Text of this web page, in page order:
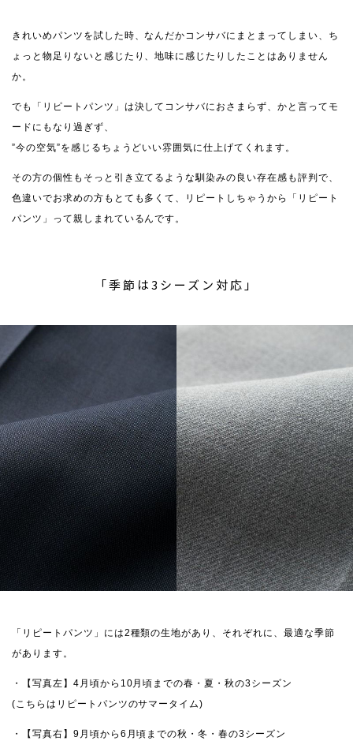
きれいめパンツを試した時、なんだかコンサバにまとまってしまい、ち
ょっと物足りないと感じたり、地味に感じたりしたことはありません
か。
でも「リピートパンツ」は決してコンサバにおさまらず、かと言ってモ
ードにもなり過ぎず、
”今の空気”を感じるちょうどいい雰囲気に仕上げてくれます。
その方の個性もそっと引き立てるような馴染みの良い存在感も評判で、
色違いでお求めの方もとても多くて、リピートしちゃうから「リピート
パンツ」って親しまれているんです。
「季節は3シーズン対応」
「リピートパンツ」には2種類の生地があり、それぞれに、最適な季節
があります。
・【写真左】4月頃から10月頃までの春・夏・秋の3シーズン
(こちらはリピートパンツのサマータイム)
・【写真右】9月頃から6月頃までの秋・冬・春の3シーズン